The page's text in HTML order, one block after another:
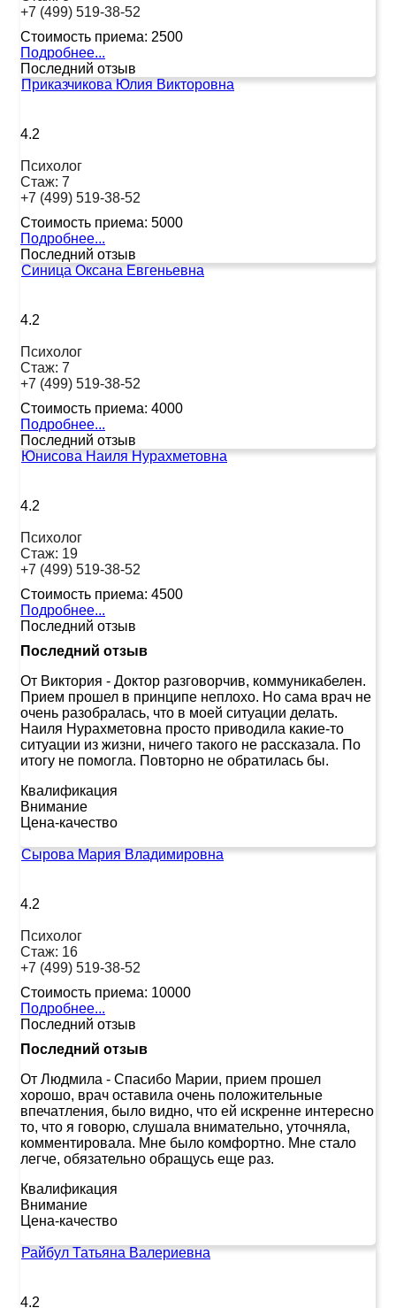
+7 (499) 519-38-52
Стоимость приема: 2500
Подробнее...
Последний отзыв
Приказчикова Юлия Викторовна
4.2
Психолог
Стаж: 7
+7 (499) 519-38-52
Стоимость приема: 5000
Подробнее...
Последний отзыв
Синица Оксана Евгеньевна
4.2
Психолог
Стаж: 7
+7 (499) 519-38-52
Стоимость приема: 4000
Подробнее...
Последний отзыв
Юнисова Наиля Нурахметовна
4.2
Психолог
Стаж: 19
+7 (499) 519-38-52
Стоимость приема: 4500
Подробнее...
Последний отзыв
Последний отзыв
От Виктория - Доктор разговорчив, коммуникабелен.
Прием прошел в принципе неплохо. Но сама врач не
очень разобралась, что в моей ситуации делать.
Наиля Нурахметовна просто приводила какие-то
ситуации из жизни, ничего такого не рассказала. По
итогу не помогла. Повторно не обратилась бы.
Квалификация
Внимание
Цена-качество
Сырова Мария Владимировна
4.2
Психолог
Стаж: 16
+7 (499) 519-38-52
Стоимость приема: 10000
Подробнее...
Последний отзыв
Последний отзыв
От Людмила - Спасибо Марии, прием прошел
хорошо, врач оставила очень положительные
впечатления, было видно, что ей искренне интересно
то, что я говорю, слушала внимательно, уточняла,
комментировала. Мне было комфортно. Мне стало
легче, обязательно обращусь еще раз.
Квалификация
Внимание
Цена-качество
Райбул Татьяна Валериевна
4.2